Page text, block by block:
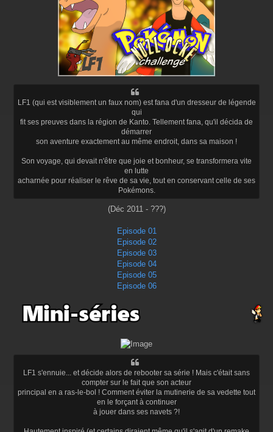
LF1 (qui est visiblement un faux nom) est fana d'un dresseur de légende
qui
fit ses preuves dans la région de Kanto. Tellement fana, qu'il décida de
démarrer
son aventure exactement au même endroit, dans sa maison !
Son voyage, qui devait n'être que joie et bonheur, se transformera vite
en lutte
acharnée pour réaliser le rêve de sa vie, tout en conservant celle de ses
Pokémons.
(Déc 2011 - ???)
Episode 01
Episode 02
Episode 03
Episode 04
Episode 05
Episode 06
LF1 s'ennuie... et décide alors de rebooter sa série ! Mais c'était sans
compter sur le fait que son acteur
principal en a ras-le-bol ! Comment éviter la mutinerie de sa vedette tout
en le forçant à continuer
à jouer dans ses navets ?!